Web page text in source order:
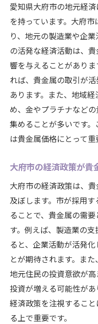
貴金属高騰が
将来的な影響
大府市の貴金属市
市場成長の可
技術革新がも
地域協力によ
国際市場との
未来の市場プ
地元市場から見る
過去のデータ
地元企業の影
貴金属需要の
国際的な取引
消費者行動の
地元市場の課
貴金属コレクター
資戦略
コレクター向
愛知県大府市の地元経
を持っています。大府
り、地元の製造業や企
の活発な経済活動は、
響を与えることがあり
れば、貴金属の取引が
あります。また、地域
め、金やプラチナなど
集めることが多いです
は貴金属価格にとって重
大府市の経済政策が貴
大府市の経済政策は、
及ぼします。市が採用
ることで、貴金属の需
す。例えば、製造業の
ると、企業活動が活発
とが期待されます。また
地元住民の投資意欲が
投資が増える可能性が
経済政策を注視するこ
る上で重要です。